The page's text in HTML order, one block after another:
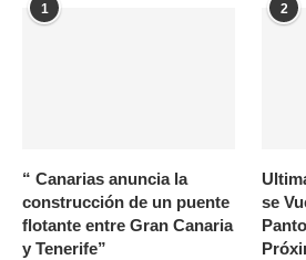
1
“ Canarias anuncia la
construcción de un puente
flotante entre Gran Canaria
y Tenerife”
2
se